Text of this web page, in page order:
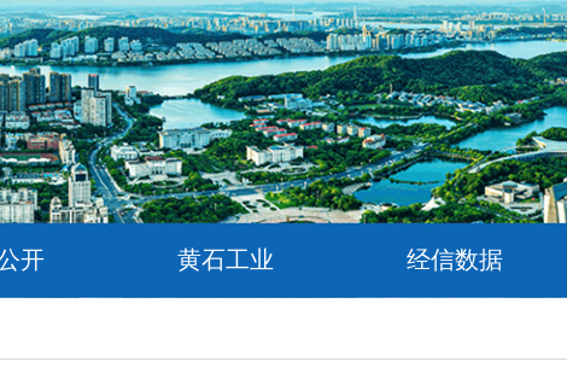
开 黄石工业 经信数据